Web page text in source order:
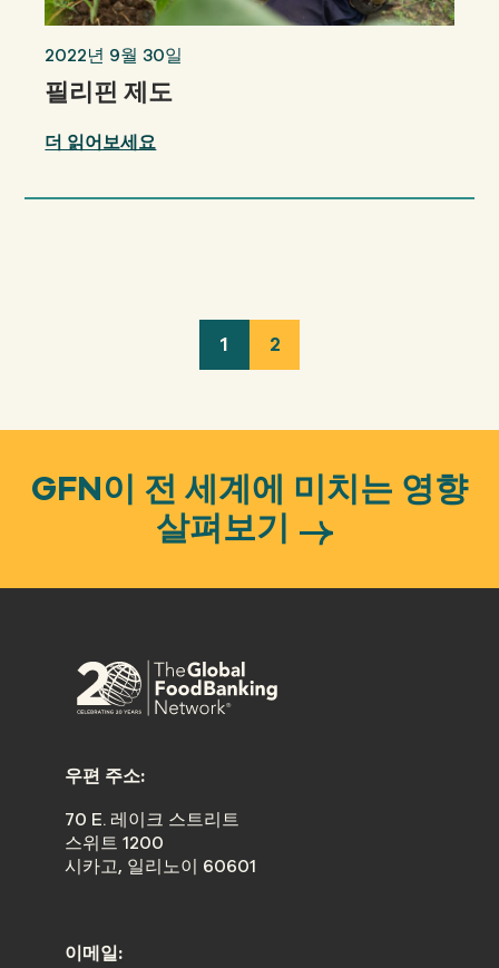
2022년 9월 30일
필리핀 제도
더 읽어보세요
1 2
GFN이 전 세계에 미치는 영향
살펴보기
우편 주소:
70 E. 레이크 스트리트
스위트 1200
시카고, 일리노이 60601
이메일: